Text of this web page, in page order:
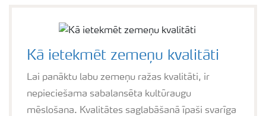
Kā ietekmēt zemeņu kvalitāti
Lai panāktu labu zemeņu ražas kvalitāti, ir
nepieciešama sabalansēta kultūraugu
mēslošana. Kvalitātes saglabāšanā īpaši svarīga